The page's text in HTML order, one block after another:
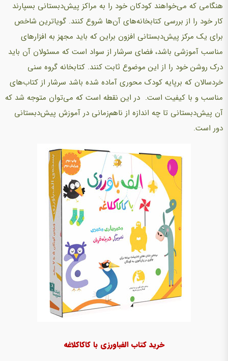
هنگامی که می‌خواهند کودکان خود را به مراکز پیش‌دبستانی بسپارند
کار خود را از بررسی کتابخانه‌های آن‌‌ها شروع کنند. گویاترین شاخص
برای یک مرکز پیش‌دبستانی افزون براین که باید مجهز به افزارهای
مناسب آموزشی باشد، فضای سرشار از سواد است که مسئولان آن باید
درک روشن خود را از این موضوع ثابت کنند. کتابخانه گروه سنی
خردسالان که برپایه کودک محوری آماده شده باشد سرشار از کتاب‌های
مناسب و با کیفیت است. در این نقطه است که می‌توان متوجه شد که
آن پیش‌دبستانی تا چه اندازه از ناهم‌زمانی در آموزش پیش‌دبستانی
دور است.
خرید کتاب الفباورزی با کاکا‌کلاغه